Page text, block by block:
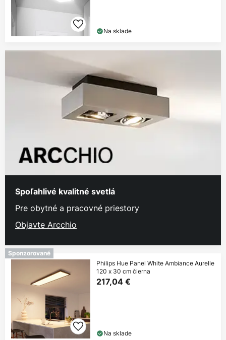
Na sklade
Spoľahlivé kvalitné svetlá
Pre obytné a pracovné priestory
Objavte Arcchio
Sponzorované
Philips Hue Panel White Ambiance Aurelle
120 x 30 cm čierna
217,04 €
Na sklade